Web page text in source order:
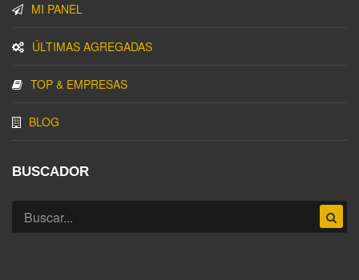
MI PANEL
ÚLTIMAS AGREGADAS
TOP & EMPRESAS
BLOG
BUSCADOR